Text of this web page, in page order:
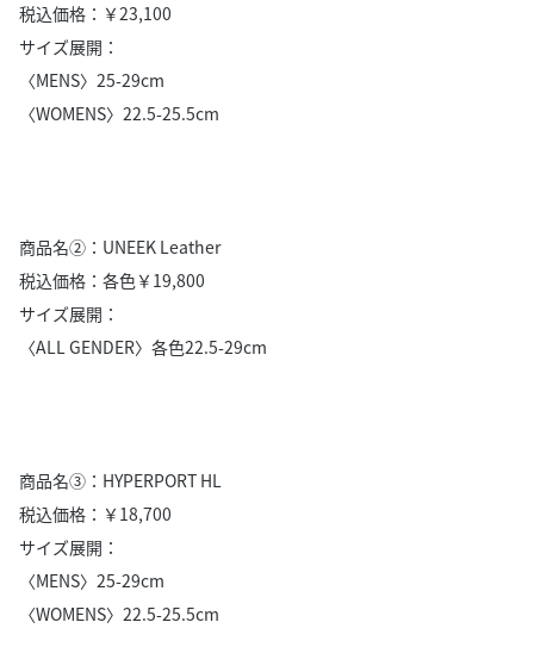
税込価格：￥23,100
サイズ展開：
〈MENS〉25-29cm
〈WOMENS〉22.5-25.5cm
商品名②：UNEEK Leather
税込価格：各色￥19,800
サイズ展開：
〈ALL GENDER〉各色22.5-29cm
商品名③：HYPERPORT HL
税込価格：￥18,700
サイズ展開：
〈MENS〉25-29cm
〈WOMENS〉22.5-25.5cm